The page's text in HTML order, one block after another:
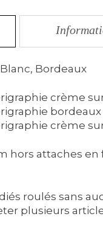
Bordeaux
crème
crème
hors attaches en
roulés sans
plusieurs